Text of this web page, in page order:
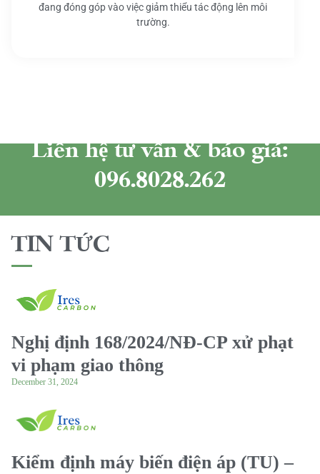
đang đóng góp vào việc giảm thiểu tác động lên môi
trường.
Liên hệ tư vấn & báo giá:
096.8028.262
TIN TỨC
Nghị định 168/2024/NĐ-CP xử phạt
vi phạm giao thông
December 31, 2024
Kiểm định máy biến điện áp (TU) –